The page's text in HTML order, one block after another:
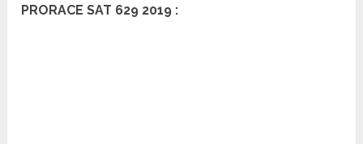
PRORACE SAT 629 2019 :